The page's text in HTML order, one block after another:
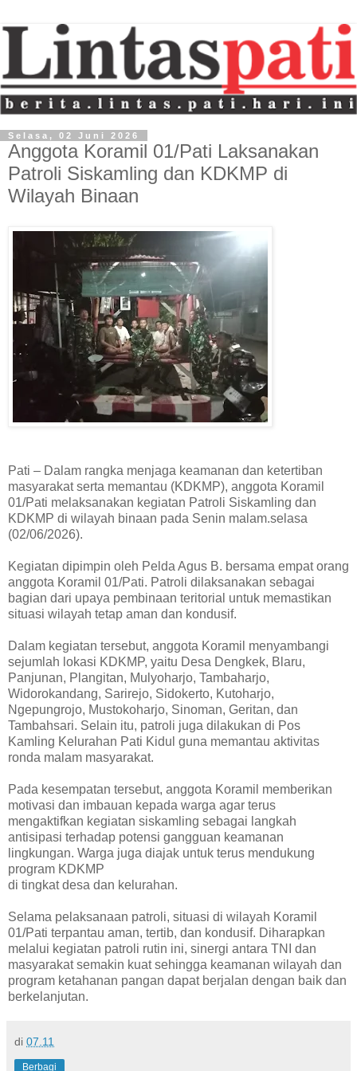
Selasa, 02 Juni 2026
Anggota Koramil 01/Pati Laksanakan
Patroli Siskamling dan KDKMP di
Wilayah Binaan
Pati – Dalam rangka menjaga keamanan dan ketertiban
masyarakat serta memantau (KDKMP), anggota Koramil
01/Pati melaksanakan kegiatan Patroli Siskamling dan
KDKMP di wilayah binaan pada Senin malam.selasa
(02/06/2026).
Kegiatan dipimpin oleh Pelda Agus B. bersama empat orang
anggota Koramil 01/Pati. Patroli dilaksanakan sebagai
bagian dari upaya pembinaan teritorial untuk memastikan
situasi wilayah tetap aman dan kondusif.
Dalam kegiatan tersebut, anggota Koramil menyambangi
sejumlah lokasi KDKMP, yaitu Desa Dengkek, Blaru,
Panjunan, Plangitan, Mulyoharjo, Tambaharjo,
Widorokandang, Sarirejo, Sidokerto, Kutoharjo,
Ngepungrojo, Mustokoharjo, Sinoman, Geritan, dan
Tambahsari. Selain itu, patroli juga dilakukan di Pos
Kamling Kelurahan Pati Kidul guna memantau aktivitas
ronda malam masyarakat.
Pada kesempatan tersebut, anggota Koramil memberikan
motivasi dan imbauan kepada warga agar terus
mengaktifkan kegiatan siskamling sebagai langkah
antisipasi terhadap potensi gangguan keamanan
lingkungan. Warga juga diajak untuk terus mendukung
program KDKMP
di tingkat desa dan kelurahan.
Selama pelaksanaan patroli, situasi di wilayah Koramil
01/Pati terpantau aman, tertib, dan kondusif. Diharapkan
melalui kegiatan patroli rutin ini, sinergi antara TNI dan
masyarakat semakin kuat sehingga keamanan wilayah dan
program ketahanan pangan dapat berjalan dengan baik dan
berkelanjutan.
di 07.11
Berbagi